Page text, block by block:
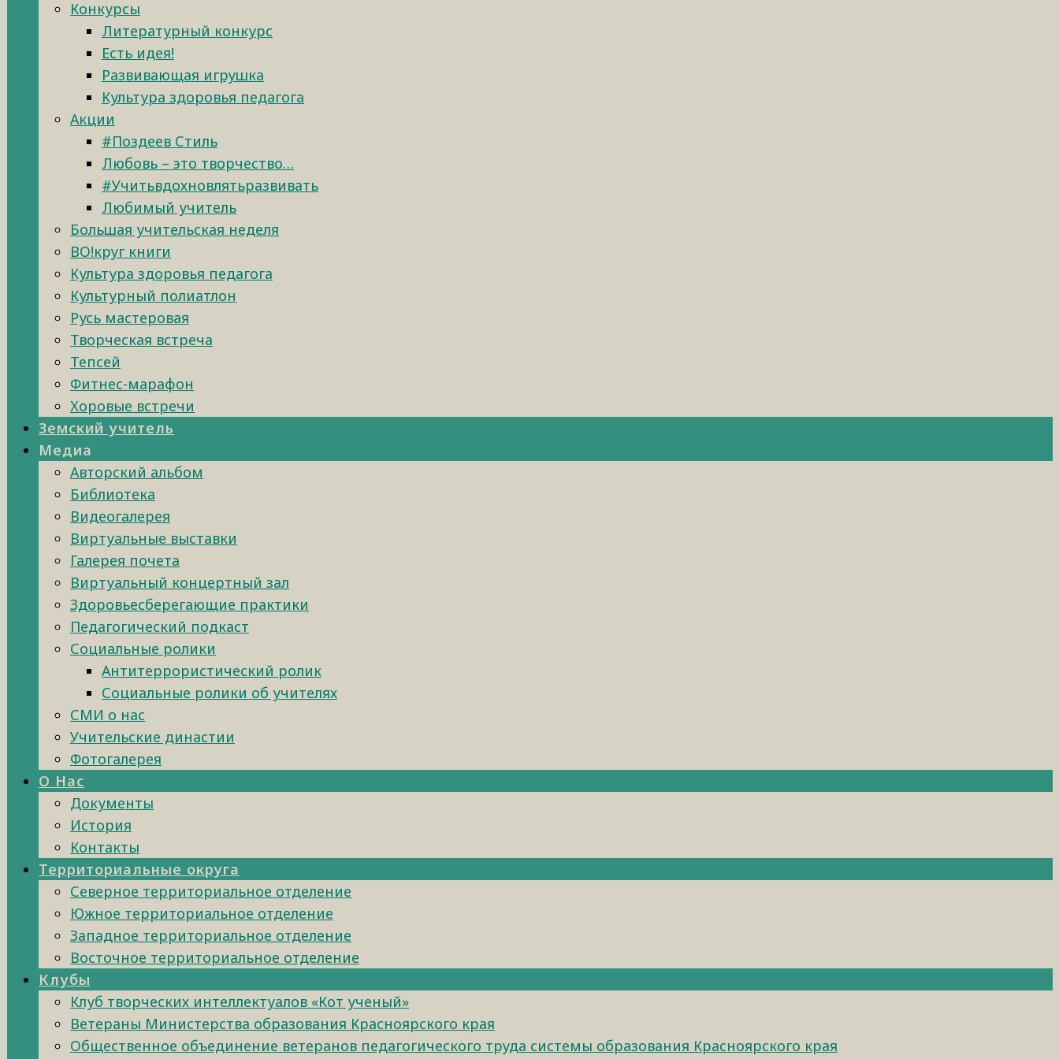
Конкурсы
Литературный конкурс
Есть идея!
Развивающая игрушка
Культура здоровья педагога
Акции
#Поздеев Стиль
Любовь – это творчество…
#Учитьвдохновлятьразвивать
Любимый учитель
Большая учительская неделя
ВО!круг книги
Культура здоровья педагога
Культурный полиатлон
Русь мастеровая
Творческая встреча
Тепсей
Фитнес-марафон
Хоровые встречи
Земский учитель
Медиа
Авторский альбом
Библиотека
Видеогалерея
Виртуальные выставки
Галерея почета
Виртуальный концертный зал
Здоровьесберегающие практики
Педагогический подкаст
Социальные ролики
Антитеррористический ролик
Социальные ролики об учителях
СМИ о нас
Учительские династии
Фотогалерея
О Нас
Документы
История
Контакты
Территориальные округа
Северное территориальное отделение
Южное территориальное отделение
Западное территориальное отделение
Восточное территориальное отделение
Клубы
Клуб творческих интеллектуалов «Кот ученый»
Ветераны Министерства образования Красноярского края
Общественное объединение ветеранов педагогического труда системы образования Красноярского края